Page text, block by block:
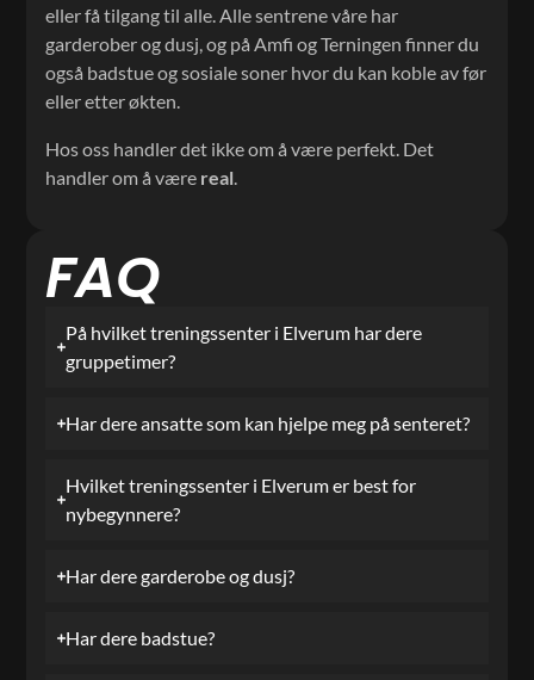
eller få tilgang til alle. Alle sentrene våre har
garderober og dusj, og på Amfi og Terningen finner du
også badstue og sosiale soner hvor du kan koble av før
eller etter økten.
Hos oss handler det ikke om å være perfekt. Det
handler om å være real.
FAQ
På hvilket treningssenter i Elverum har dere
gruppetimer?
Har dere ansatte som kan hjelpe meg på senteret?
Hvilket treningssenter i Elverum er best for
nybegynnere?
Har dere garderobe og dusj?
Har dere badstue?